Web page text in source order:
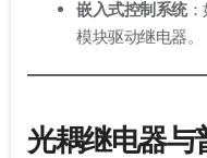
嵌入式控制系统：
模块驱动继电器。
光耦继电器与